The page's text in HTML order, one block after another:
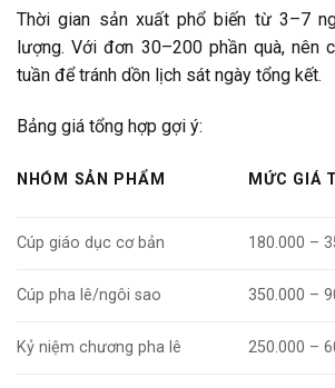
Thời gian sản xuất phổ biến từ 3–7
lượng. Với đơn 30–200 phần quà, nên
tuần để tránh dồn lịch sát ngày tổng kết.
Bảng giá tổng hợp gợi ý:
NHÓM SẢN PHẨM MỨC GIÁ
Cúp giáo dục cơ bản 180.000 –
Cúp pha lê/ngôi sao 350.000 –
Kỷ niệm chương pha lê 250.000 –